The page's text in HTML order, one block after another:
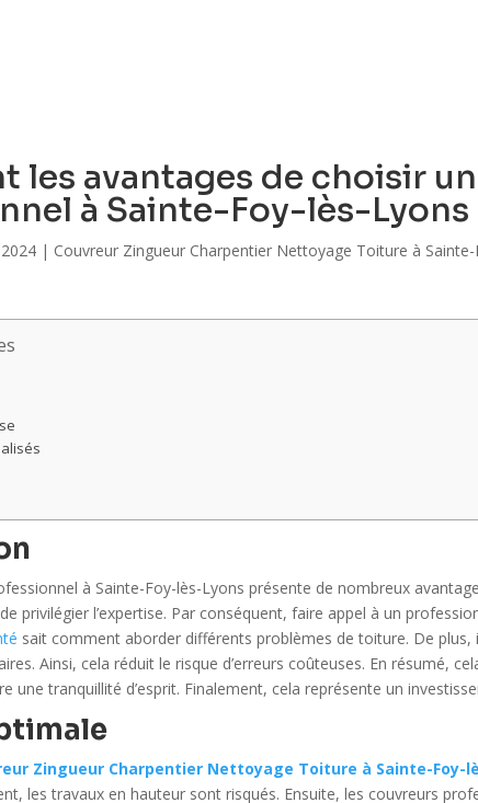
les avantages de choisir
à Sainte-Foy-lès-Lyons
| Couvreur Zingueur Charpentier Nettoyage Toiture à
à Sainte-Foy-lès-Lyons présente de nombreux
privilégier l’expertise. Par conséquent, faire appel à un
sait comment aborder différents problèmes de toiture. De plus,
Ainsi, cela réduit le risque d’erreurs coûteuses. En résumé,
une tranquillité d’esprit. Finalement, cela représente un
Zingueur Charpentier Nettoyage Toiture à Sainte-Foy-
les travaux en hauteur sont risqués. Ensuite, les couvreurs